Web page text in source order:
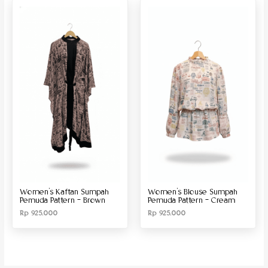
Produk Size
Women’s Kaftan Sumpah
Pemuda Pattern – Brown
Rp925.000
Women’s Blouse Sumpah
Pemuda Pattern – Cream
Rp 925.000